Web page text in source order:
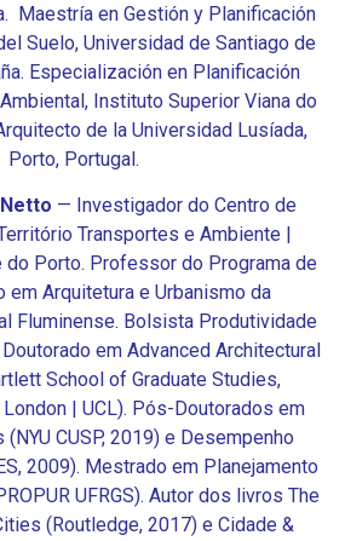
Maestría en Gestión y Planificación
Suelo, Universidad de Santiago de
Especialización en Planificación
Instituto Superior Viana do
de la Universidad Lusíada,
Porto, Portugal.
— Investigador do Centro de
Transportes e Ambiente |
do Porto. Professor do Programa de
em Arquitetura e Urbanismo da
Fluminense. Bolsista Produtividade
em Advanced Architectural
School of Graduate Studies,
| UCL). Pós-Doutorados em
CUSP, 2019) e Desempenho
2009). Mestrado em Planejamento
UFRGS). Autor dos livros The
(Routledge, 2017) e Cidade &